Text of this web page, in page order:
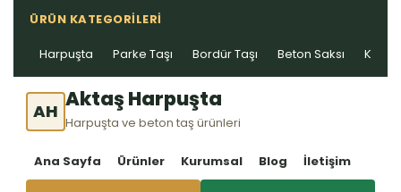
ÜRÜN KATEGORILERI
Harpuşta Parke Taşı Bordür Taşı Beton Saksı Kablo
AH Aktaş Harpuşta
Harpuşta ve beton taş ürünleri
Ana Sayfa Ürünler Kurumsal Blog İletişim